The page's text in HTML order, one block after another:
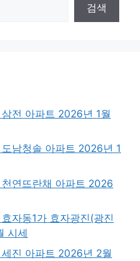
검색
전 아파트 2026년 1월
남청솔 아파트 2026년 1
연뜨란채 아파트 2026
자동1가 효자광진(광진
시세
진 아파트 2026년 2월